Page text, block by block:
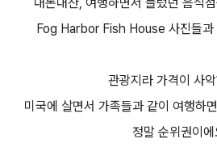
Fog Harbor Fish House 사진들과
관광지라 가격이 사
미국에 살면서 가족들과 같이 여행하
정말 순위권이에